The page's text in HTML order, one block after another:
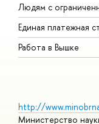
Людям с
Единая платежная
Работа в Вышке
http://
Министерство